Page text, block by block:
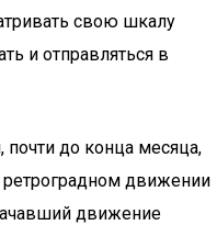
свою шкалу
и отправляться в
почти до конца месяца,
ретроградном движении
движение